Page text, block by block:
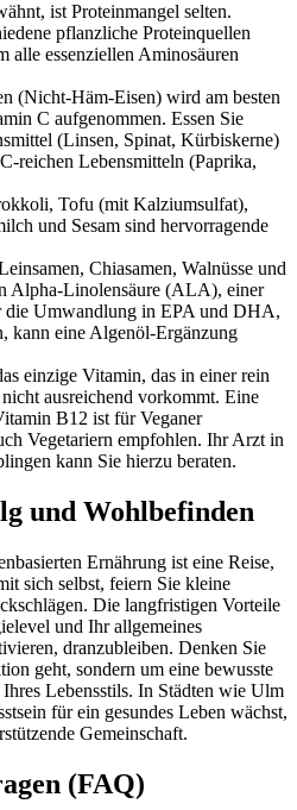
ist Proteinmangel selten.
pflanzliche Proteinquellen
alle essenziellen Aminosäuren
(Nicht-Häm-Eisen) wird am besten
C aufgenommen. Essen Sie
(Linsen, Spinat, Kürbiskerne)
reichen Lebensmitteln (Paprika,
Tofu (mit Kalziumsulfat),
und Sesam sind hervorragende
Chiasamen, Walnüsse und
Alpha-Linolensäure (ALA), einer
die Umwandlung in EPA und DHA,
kann eine Algenöl-Ergänzung
einzige Vitamin, das in einer rein
ausreichend vorkommt. Eine
B12 ist für Veganer
Vegetariern empfohlen. Ihr Arzt in
kann Sie hierzu beraten.
und Wohlbefinden
Ernährung ist eine Reise,
sich selbst, feiern Sie kleine
Die langfristigen Vorteile
und Ihr allgemeines
dranzubleiben. Denken Sie
geht, sondern um eine bewusste
Lebensstils. In Städten wie Ulm
für ein gesundes Leben wächst,
Gemeinschaft.
(FAQ)